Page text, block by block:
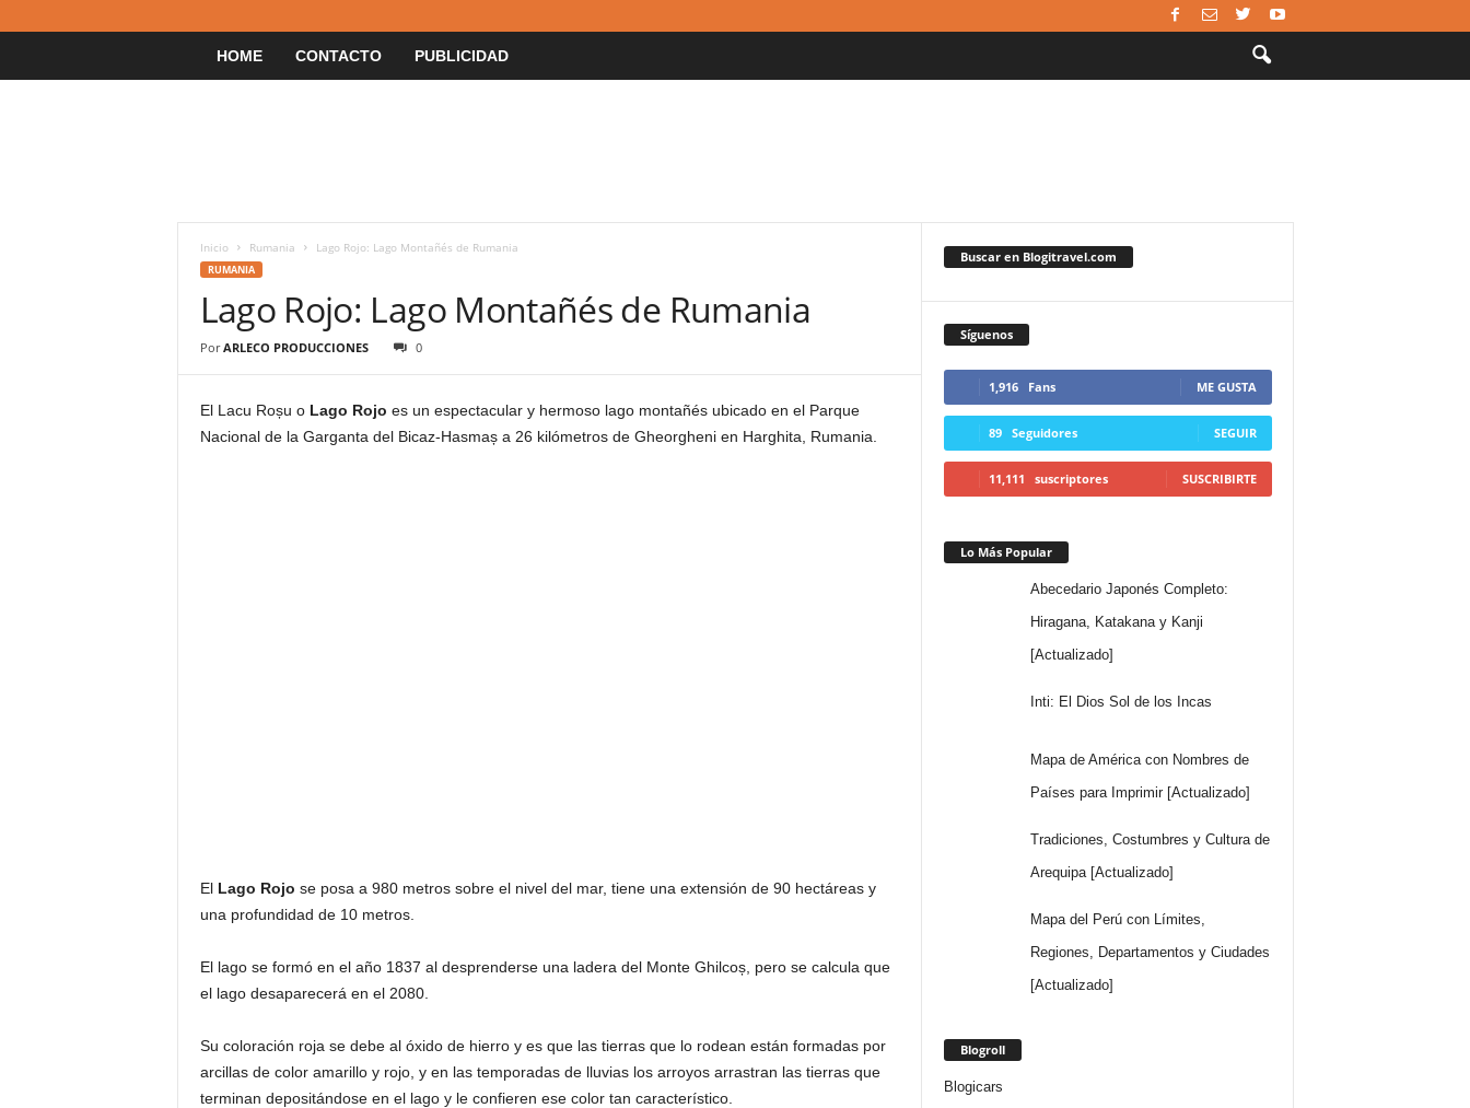
HOME CONTACTO PUBLICIDAD
Inicio Rumania Lago Rojo: Lago Montañés de Rumania
RUMANIA
Lago Rojo: Lago Montañés de Rumania
Por ARLECO PRODUCCIONES 0
El Lacu Roșu o Lago Rojo es un espectacular y hermoso lago montañés ubicado en el Parque
Nacional de la Garganta del Bicaz-Hasmaș a 26 kilómetros de Gheorgheni en Harghita, Rumania.
El Lago Rojo se posa a 980 metros sobre el nivel del mar, tiene una extensión de 90 hectáreas y
una profundidad de 10 metros.
El lago se formó en el año 1837 al desprenderse una ladera del Monte Ghilcoș, pero se calcula que
el lago desaparecerá en el 2080.
Su coloración roja se debe al óxido de hierro y es que las tierras que lo rodean están formadas por
arcillas de color amarillo y rojo, y en las temporadas de lluvias los arroyos arrastran las tierras que
terminan depositándose en el lago y le confieren ese color tan característico.
Buscar en Blogitravel.com
Síguenos
1,916 Fans ME GUSTA
89 Seguidores SEGUIR
11,111 suscriptores SUSCRIBIRTE
Lo Más Popular
Abecedario Japonés Completo:
Hiragana, Katakana y Kanji
[Actualizado]
Inti: El Dios Sol de los Incas
Mapa de América con Nombres de
Países para Imprimir [Actualizado]
Tradiciones, Costumbres y Cultura de
Arequipa [Actualizado]
Mapa del Perú con Límites,
Regiones, Departamentos y Ciudades
[Actualizado]
Blogroll
Blogicars